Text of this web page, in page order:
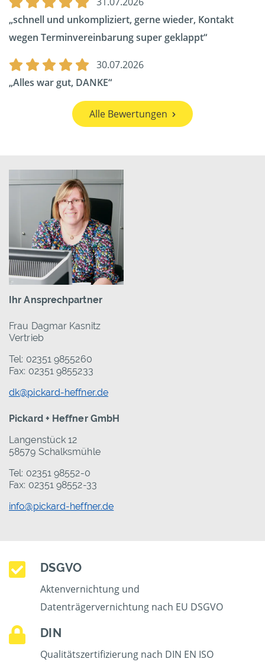
schnell und unkompliziert, gerne wieder, Kontakt
wegen Terminvereinbarung super geklappt
30.07.2026
Alles war gut, DANKE
Alle Bewertungen
Ihr Ansprechpartner
Frau Dagmar Kasnitz
Vertrieb
Tel: 02351 9855260
Fax: 02351 9855233
dk@pickard-heffner.de
Pickard + Heffner GmbH
Langenstück 12
58579 Schalksmühle
Tel: 02351 98552-0
Fax: 02351 98552-33
info@pickard-heffner.de
DSGVO
Aktenvernichtung und
Datenträgervernichtung nach EU DSGVO
DIN
Qualitätszertifizierung nach DIN EN ISO